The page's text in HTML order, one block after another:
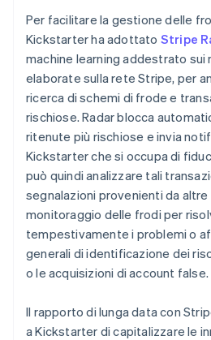
Per facilitare la gestione delle
Kickstarter ha adottato Stripe
machine learning addestrato sui
elaborate sulla rete Stripe, per
ricerca di schemi di frode e
rischiose. Radar blocca
ritenute più rischiose e invia
Kickstarter che si occupa di
può quindi analizzare tali
segnalazioni provenienti da
monitoraggio delle frodi per
tempestivamente i problemi o
generali di identificazione dei
o le acquisizioni di account false.
Il rapporto di lunga data con
a Kickstarter di capitalizzare le